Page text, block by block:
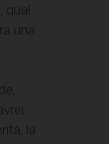
qual
una
la